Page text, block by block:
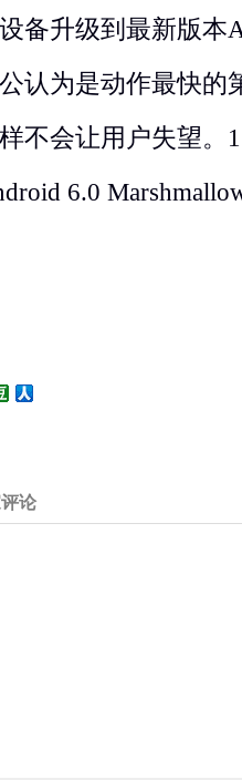
备升级到最新版本
认为是动作最快的
不会让用户失望。
6.0
论